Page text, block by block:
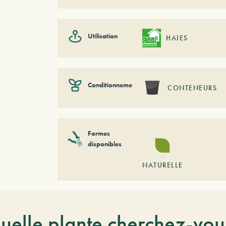
Utilisation HAIES
Conditionnement CONTENEURS
Formes
disponibles
NATURELLE